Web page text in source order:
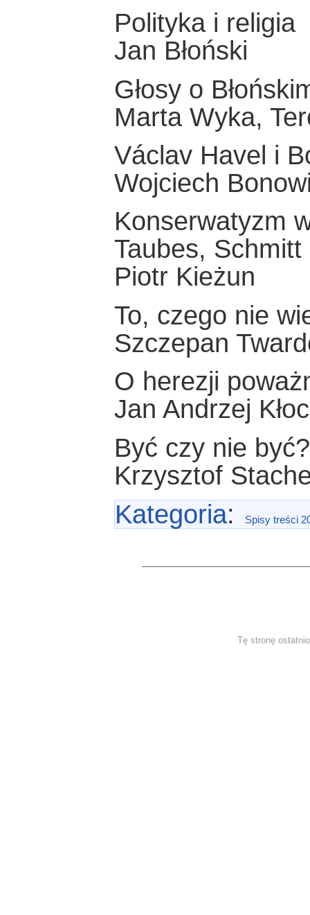
Polityka i religia
Jan Błoński
Głosy o
Marta Wyka,
Václav Havel i
Wojciech
Konserwatyzm
Taubes, Schmitt
Piotr Kieżun
To, czego nie
Szczepan
O herezji
Jan Andrzej
Być czy nie
Krzysztof
Kategoria: Spisy treści
Tę stronę